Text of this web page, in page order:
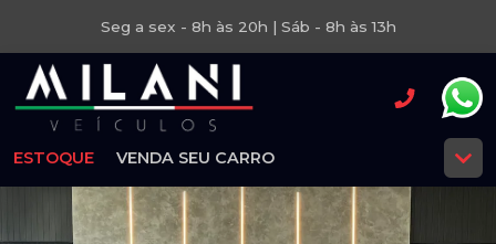
Seg a sex - 8h às 20h | Sáb - 8h às 13h
ESTOQUE VENDA SEU CARRO